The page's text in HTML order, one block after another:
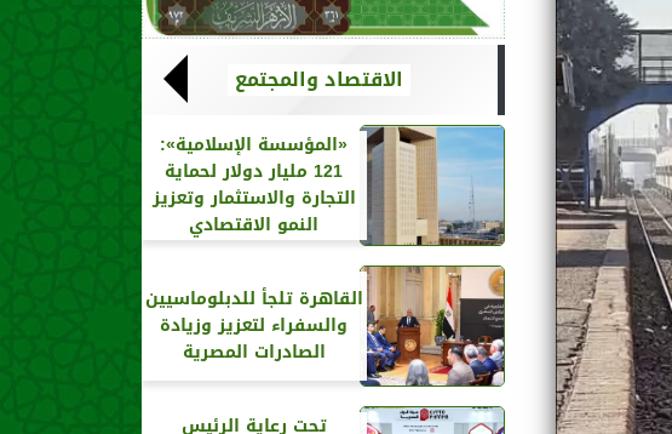
الاقتصاد والمجتمع
«المؤسسة الإسلامية»:
121 مليار دولار لحماية
التجارة والاستثمار وتعزيز
النمو الاقتصادي
القاهرة تلجأ للدبلوماسيين
والسفراء لتعزيز وزيادة
الصادرات المصرية
تحت رعاية الرئيس